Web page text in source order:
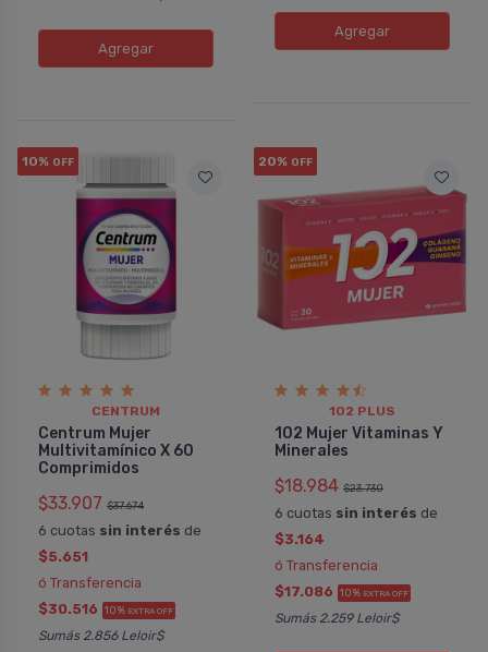
Agregar
Agregar
10% OFF
CENTRUM
Centrum Mujer
Multivitamínico X 60
Comprimidos
$33.907 $37.674
6 cuotas sin interés de
$5.651
ó Transferencia
$30.516 10% EXTRA OFF
Sumás 2.856 Leloir$
20% OFF
102 PLUS
102 Mujer Vitaminas Y
Minerales
$18.984 $23.730
6 cuotas sin interés de
$3.164
ó Transferencia
$17.086 10% EXTRA OFF
Sumás 2.259 Leloir$